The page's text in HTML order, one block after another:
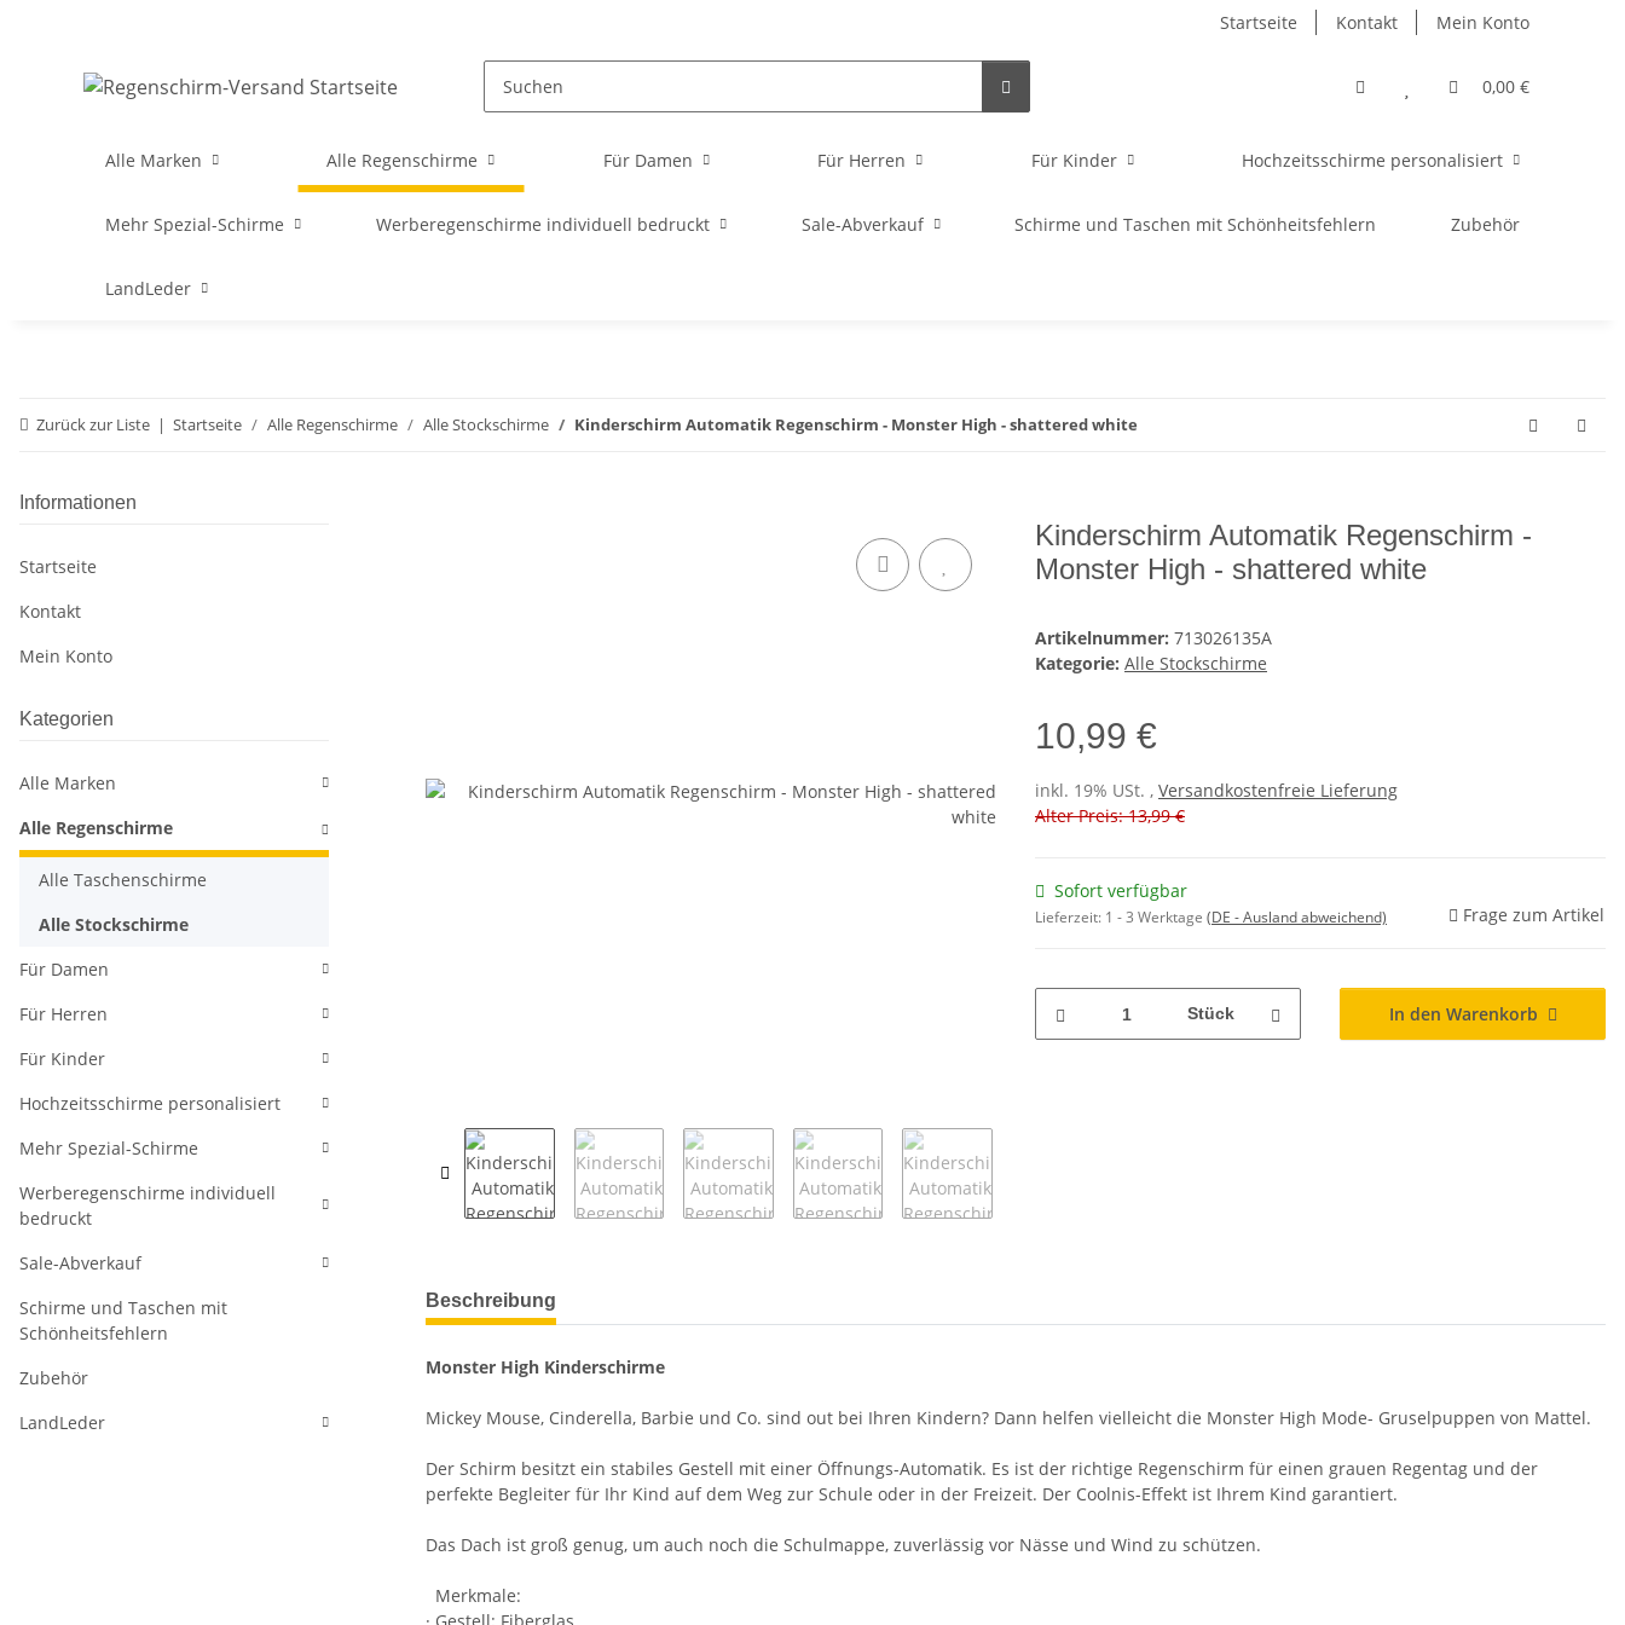
Startseite Kontakt Mein Konto
0,00 €
Alle Marken Alle Regenschirme Für Damen Für Herren Für Kinder Hochzeitsschirme personalisiert
Mehr Spezial-Schirme Werberegenschirme individuell bedruckt Sale-Abverkauf Schirme und Taschen mit Schönheitsfehlern Zubehör
LandLeder
Zurück zur Liste Startseite Alle Regenschirme Alle Stockschirme Kinderschirm Automatik Regenschirm - Monster High - shattered white
Kinderschirm Automatik Regenschirm -
Monster High - shattered white
Artikelnummer: 713026135A
Kategorie: Alle Stockschirme
10,99 €
inkl. 19% USt. , Versandkostenfreie Lieferung
Alter Preis: 13,99 €
Sofort verfügbar
Lieferzeit: 1 - 3 Werktage (DE - Ausland abweichend) Frage zum Artikel
Stück In den Warenkorb
weitere Registerkarten anzeigen
Beschreibung
Monster High Kinderschirme
Mickey Mouse, Cinderella, Barbie und Co. sind out bei Ihren Kindern? Dann helfen vielleicht die Monster High Mode- Gruselpuppen von Mattel.
Der Schirm besitzt ein stabiles Gestell mit einer Öffnungs-Automatik. Es ist der richtige Regenschirm für einen grauen Regentag und der
perfekte Begleiter für Ihr Kind auf dem Weg zur Schule oder in der Freizeit. Der Coolnis-Effekt ist Ihrem Kind garantiert.
Das Dach ist groß genug, um auch noch die Schulmappe, zuverlässig vor Nässe und Wind zu schützen.
Merkmale:
Informationen
Startseite
Kontakt
Mein Konto
Kategorien
Alle Marken
Alle Regenschirme
Alle Taschenschirme
Alle Stockschirme
Für Damen
Für Herren
Für Kinder
Hochzeitsschirme personalisiert
Mehr Spezial-Schirme
Werberegenschirme individuell
bedruckt
Sale-Abverkauf
Schirme und Taschen mit
Schönheitsfehlern
Zubehör
LandLeder